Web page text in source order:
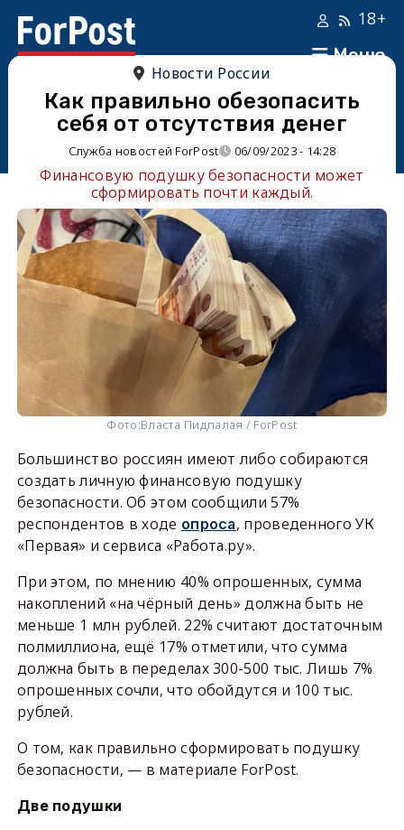
Меню
18+
Новости России
Как правильно обезопасить
себя от отсутствия денег
Служба новостей ForPost 06/09/2023 - 14:28
Финансовую подушку безопасности может
сформировать почти каждый.
Фото:Власта Пидпалая / ForPost
Большинство россиян имеют либо собираются
создать личную финансовую подушку
безопасности. Об этом сообщили 57%
респондентов в ходе опроса, проведенного УК
«Первая» и сервиса «Работа.ру».
При этом, по мнению 40% опрошенных, сумма
накоплений «на чёрный день» должна быть не
меньше 1 млн рублей. 22% считают достаточным
полмиллиона, ещё 17% отметили, что сумма
должна быть в переделах 300-500 тыс. Лишь 7%
опрошенных сочли, что обойдутся и 100 тыс.
рублей.
О том, как правильно сформировать подушку
безопасности, — в материале ForPost.
Две подушки